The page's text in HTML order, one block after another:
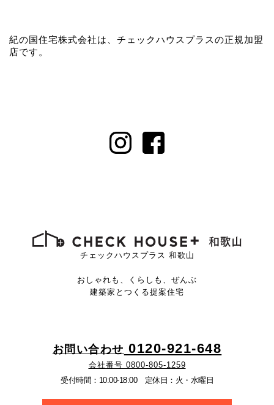
紀の国住宅株式会社は、チェックハウスプラスの正規加盟
店です。
チェックハウスプラス 和歌山
おしゃれも、くらしも、ぜんぶ
建築家とつくる提案住宅
お問い合わせ 0120-921-648
会社番号 0800-805-1259
受付時間：10:00-18:00 定休日：火・水曜日